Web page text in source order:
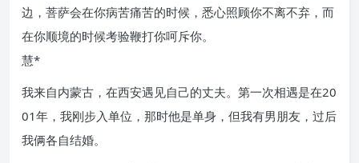
边，菩萨会在你病苦痛苦的时候，悉心照顾你不离不弃，而
在你顺境的时候考验鞭打你呵斥你。
慧*
我来自内蒙古，在西安遇见自己的丈夫。第一次相遇是在20
01年，我刚步入单位，那时他是单身，但我有男朋友，过后
我俩各自结婚。